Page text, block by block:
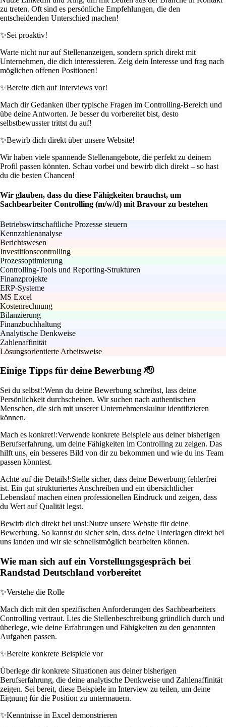
zu treten. Oft sind es persönliche Empfehlungen, die den
entscheidenden Unterschied machen!
✨Sei proaktiv!
Warte nicht nur auf Stellenanzeigen, sondern sprich direkt mit
Unternehmen, die dich interessieren. Zeig dein Interesse und frag nach
möglichen offenen Positionen!
✨Bereite dich auf Interviews vor!
Mach dir Gedanken über typische Fragen im Controlling-Bereich und
übe deine Antworten. Je besser du vorbereitet bist, desto
selbstbewusster trittst du auf!
✨Bewirb dich direkt über unsere Website!
Wir haben viele spannende Stellenangebote, die perfekt zu deinem
Profil passen könnten. Schau vorbei und bewirb dich direkt – so hast
du die besten Chancen!
Wir glauben, dass du diese Fähigkeiten brauchst, um
Sachbearbeiter Controlling (m/w/d) mit Bravour zu bestehen
Betriebswirtschaftliche Prozesse steuern
Kennzahlenanalyse
Berichtswesen
Investitionscontrolling
Prozessoptimierung
Controlling-Tools und Reporting-Strukturen
Finanzprojekte
ERP-Systeme
MS Excel
Kostenrechnung
Bilanzierung
Finanzbuchhaltung
Analytische Denkweise
Zahlenaffinität
Lösungsorientierte Arbeitsweise
Einige Tipps für deine Bewerbung 🫡
Sei du selbst!:Wenn du deine Bewerbung schreibst, lass deine
Persönlichkeit durchscheinen. Wir suchen nach authentischen
Menschen, die sich mit unserer Unternehmenskultur identifizieren
können.
Mach es konkret!:Verwende konkrete Beispiele aus deiner bisherigen
Berufserfahrung, um deine Fähigkeiten im Controlling zu zeigen. Das
hilft uns, ein besseres Bild von dir zu bekommen und wie du ins Team
passen könntest.
Achte auf die Details!:Stelle sicher, dass deine Bewerbung fehlerfrei
ist. Ein gut strukturiertes Anschreiben und ein übersichtlicher
Lebenslauf machen einen professionellen Eindruck und zeigen, dass
du Wert auf Qualität legst.
Bewirb dich direkt bei uns!:Nutze unsere Website für deine
Bewerbung. So kannst du sicher sein, dass deine Unterlagen direkt bei
uns landen und wir sie schnellstmöglich bearbeiten können.
Wie man sich auf ein Vorstellungsgespräch bei
Randstad Deutschland vorbereitet
✨Verstehe die Rolle
Mach dich mit den spezifischen Anforderungen des Sachbearbeiters
Controlling vertraut. Lies die Stellenbeschreibung gründlich durch und
überlege, wie deine Erfahrungen und Fähigkeiten zu den genannten
Aufgaben passen.
✨Bereite konkrete Beispiele vor
Überlege dir konkrete Situationen aus deiner bisherigen
Berufserfahrung, die deine analytische Denkweise und Zahlenaffinität
zeigen. Sei bereit, diese Beispiele im Interview zu teilen, um deine
Eignung für die Position zu untermauern.
✨Kenntnisse in Excel demonstrieren